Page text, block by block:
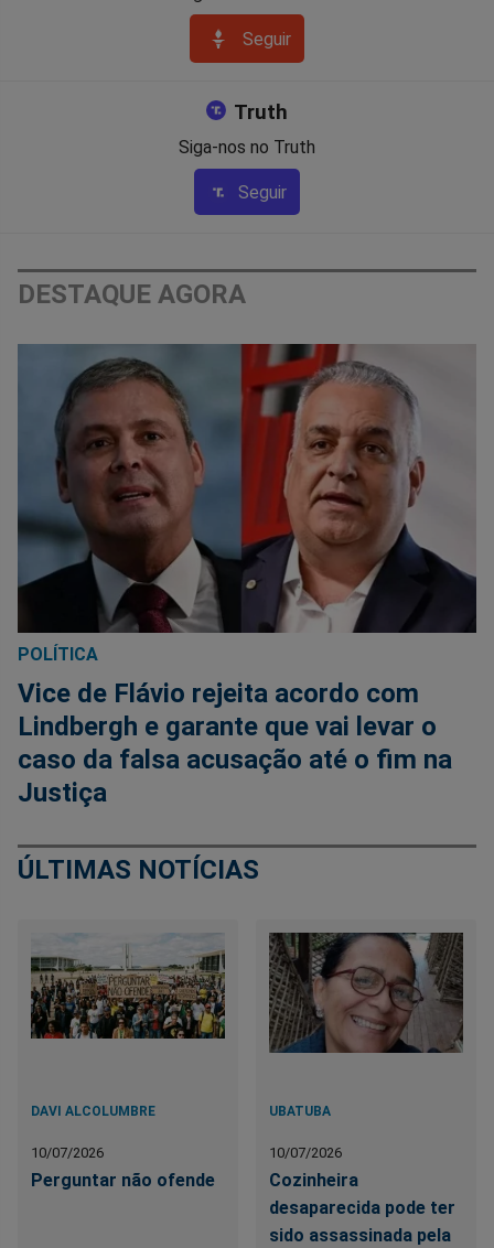
Seguir
Truth
Siga-nos no Truth
Seguir
DESTAQUE AGORA
POLÍTICA
Vice de Flávio rejeita acordo com
Lindbergh e garante que vai levar o
caso da falsa acusação até o fim na
Justiça
ÚLTIMAS NOTÍCIAS
DAVI ALCOLUMBRE
10/07/2026
Perguntar não ofende
UBATUBA
10/07/2026
Cozinheira
desaparecida pode ter
sido assassinada pela